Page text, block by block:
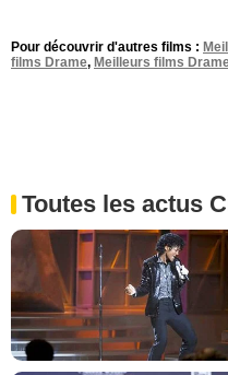
Pour découvrir d'autres films :
films Drame, Meilleurs films
Toutes les actus